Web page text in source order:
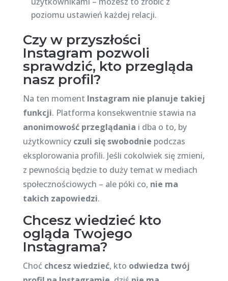
poziomu ustawień każdej relacji.
Czy w przyszłości
Instagram pozwoli
sprawdzić, kto przegląda
nasz profil?
Na ten moment Instagram nie planuje takiej
funkcji. Platforma konsekwentnie stawia na
anonimowość przeglądania i dba o to, by
użytkownicy czuli się swobodnie podczas
eksplorowania profili. Jeśli cokolwiek się zmieni,
z pewnością będzie to duży temat w mediach
społecznościowych – ale póki co, nie ma
takich zapowiedzi.
Chcesz wiedzieć kto
ogląda Twojego
Instagrama?
Choć chcesz wiedzieć, kto odwiedza twój